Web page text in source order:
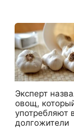
Эксперт
овощ,
употребляют
долгожители